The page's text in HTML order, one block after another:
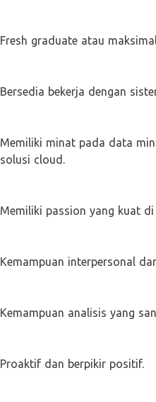
Fresh graduate atau
Bersedia bekerja dengan
Memiliki minat pada data
solusi cloud.
Memiliki passion yang kuat
Kemampuan interpersonal
Kemampuan analisis yang
Proaktif dan berpikir positif.